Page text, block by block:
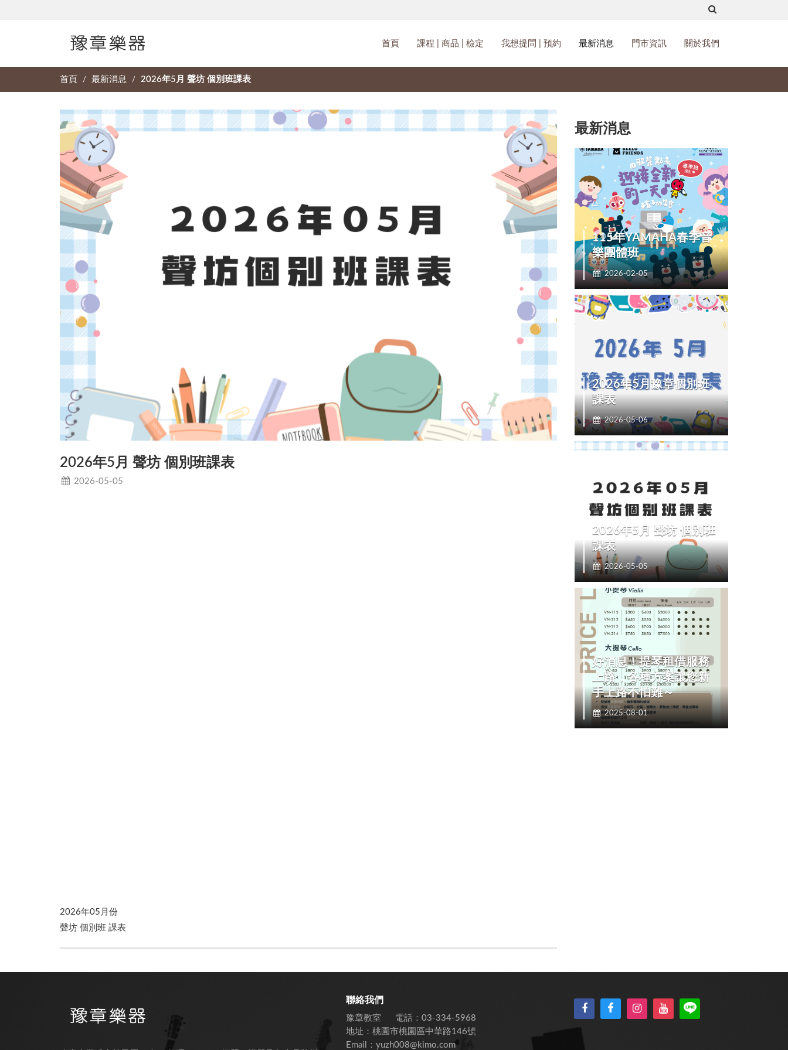
首頁 課程 | 商品 | 檢定 我想提問 | 預約 最新消息 門市資訊 關於我們
首頁 / 最新消息 / 2026年5月 聲坊 個別班課表
2026年5月 聲坊 個別班課表
2026-05-05
2026年05月份
聲坊 個別班 課表
最新消息
115年YAMAHA春季音
樂團體班
2026-02-05
2026年5月豫章個別班
課表
2026-05-06
2026年5月 聲坊 個別班
課表
2026-05-05
好消息！提琴租借服務
上路，各種方案讓您新
手上路不怕難～
2025-08-01
聯絡我們
豫章教室 電話： 03-334-5968
地址： 桃園市桃園區中華路146號
Email： yuzh008@kimo.com